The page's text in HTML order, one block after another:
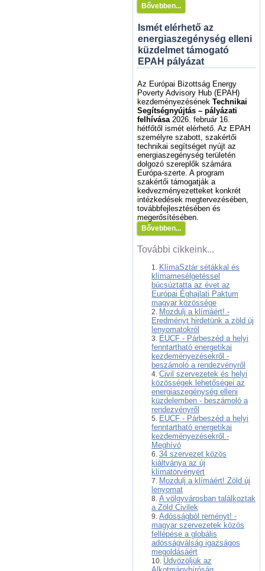
Bővebben...
Ismét elérhető az
energiaszegénység elleni
küzdelmet támogató
EPAH pályázat
Az Európai Bizottság Energy
Poverty Advisory Hub (EPAH)
kezdeményezésének Technikai
Segítségnyújtás – pályázati
felhívása 2026. február 16.
hétfőtől ismét elérhető. Az EPAH
személyre szabott, szakértői
technikai segítséget nyújt az
energiaszegénység területén
dolgozó szereplők számára
Európa-szerte. A program
szakértői támogatják a
kedvezményezetteket konkrét
intézkedések megtervezésében,
továbbfejlesztésében és
megerősítésében.
Bővebben...
További cikkeink...
KlímaSztár sétákkal és
klímamesélgetéssel
búcsúztatta az évet az
Európai Éghajlati Paktum
magyar közössége
Mozdulj a klímáért! -
Eredményt hirdetünk a zöld új
lenyomatokról
EUCF - Párbeszéd a helyi
fenntartható energetikai
kezdeményezésekről -
beszámoló a rendezvényről
Civil szervezetek és helyi
közösségek lehetőségei az
energiaszegénység elleni
küzdelemben - beszámoló a
rendezvényről
EUCF - Párbeszéd a helyi
fenntartható energetikai
kezdeményezésekről -
Meghívó
34 szervezet közös
kiáltványa az új
klímatörvényért
Mozdulj a klímáért! Zöld új
lenyomat
A völgyvárosban találkoztak
a Zöld Civilek
Adósságból reményt! -
magyar szervezetek közös
fellépése a globális
adósságválság igazságos
megoldásáért
Üdvözöljük az